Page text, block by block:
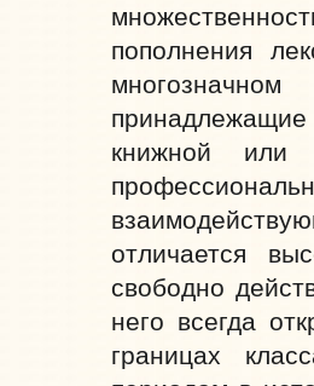
пополнения
книжной или
отличается
свободно
него всегда
границах